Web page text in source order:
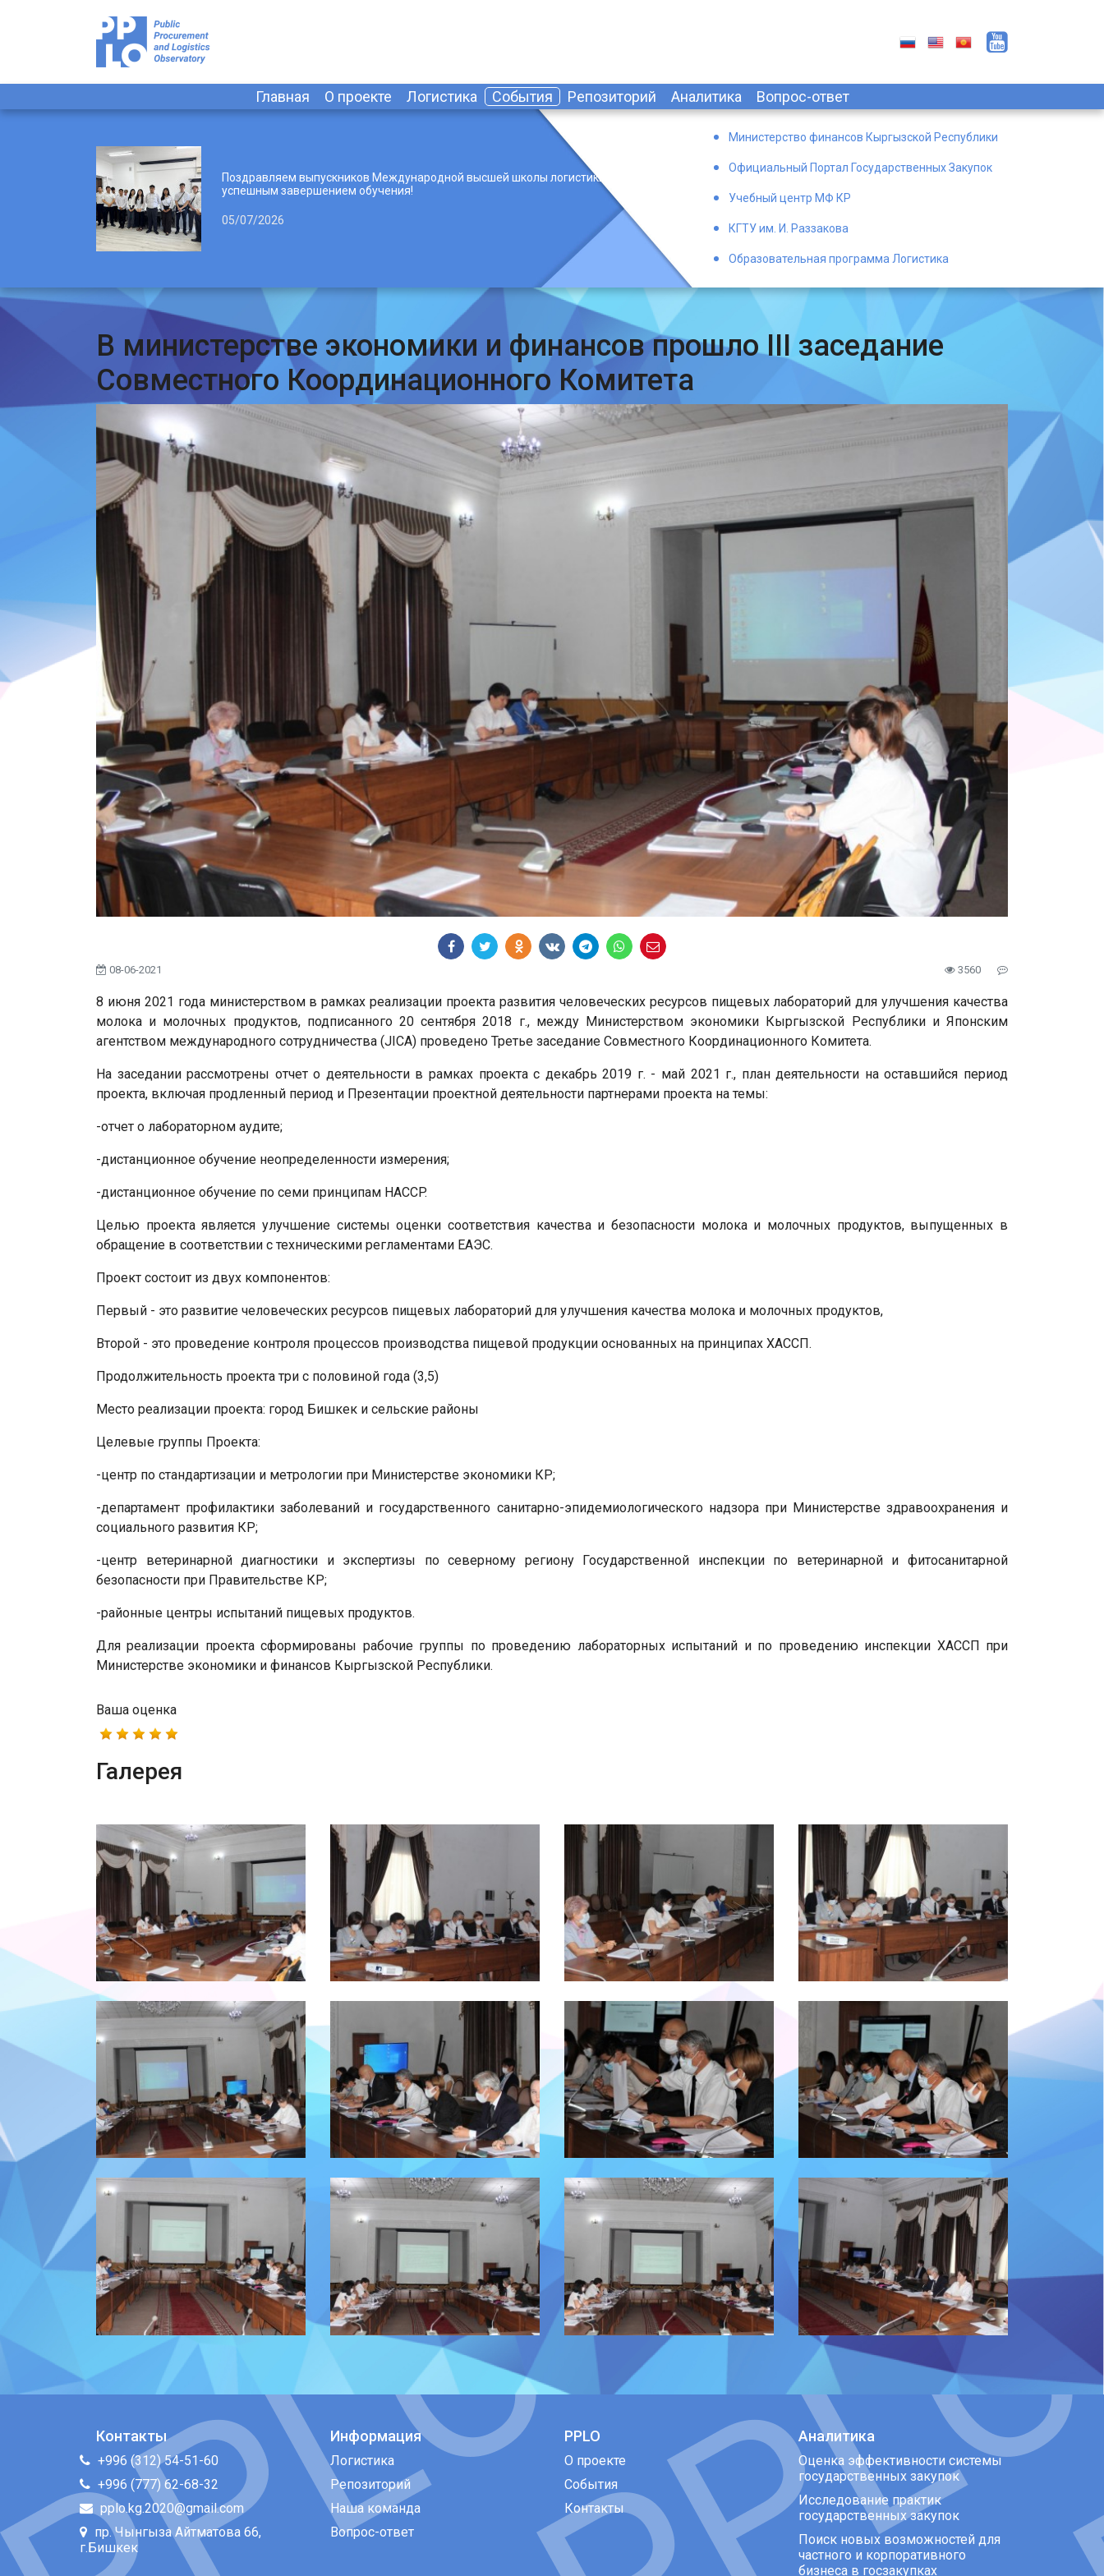
Главная О проекте Логистика События Репозиторий Аналитика Вопрос-ответ
Поздравляем выпускников Международной высшей школы логистики с
успешным завершением обучения!
05/07/2026
Министерство финансов Кыргызской Республики
Официальный Портал Государственных Закупок
Учебный центр МФ КР
КГТУ им. И. Раззакова
Образовательная программа Логистика
В министерстве экономики и финансов прошло III заседание
Совместного Координационного Комитета
08-06-2021 3560
8 июня 2021 года министерством в рамках реализации проекта развития человеческих ресурсов пищевых лабораторий для улучшения качества
молока и молочных продуктов, подписанного 20 сентября 2018 г., между Министерством экономики Кыргызской Республики и Японским
агентством международного сотрудничества (JICA) проведено Третье заседание Совместного Координационного Комитета.
На заседании рассмотрены отчет о деятельности в рамках проекта с декабрь 2019 г. - май 2021 г., план деятельности на оставшийся период
проекта, включая продленный период и Презентации проектной деятельности партнерами проекта на темы:
-отчет о лабораторном аудите;
-дистанционное обучение неопределенности измерения;
-дистанционное обучение по семи принципам HACCP.
Целью проекта является улучшение системы оценки соответствия качества и безопасности молока и молочных продуктов, выпущенных в
обращение в соответствии с техническими регламентами ЕАЭС.
Проект состоит из двух компонентов:
Первый - это развитие человеческих ресурсов пищевых лабораторий для улучшения качества молока и молочных продуктов,
Второй - это проведение контроля процессов производства пищевой продукции основанных на принципах ХАССП.
Продолжительность проекта три с половиной года (3,5)
Место реализации проекта: город Бишкек и сельские районы
Целевые группы Проекта:
-центр по стандартизации и метрологии при Министерстве экономики КР;
-департамент профилактики заболеваний и государственного санитарно-эпидемиологического надзора при Министерстве здравоохранения и
социального развития КР;
-центр ветеринарной диагностики и экспертизы по северному региону Государственной инспекции по ветеринарной и фитосанитарной
безопасности при Правительстве КР;
-районные центры испытаний пищевых продуктов.
Для реализации проекта сформированы рабочие группы по проведению лабораторных испытаний и по проведению инспекции ХАССП при
Министерстве экономики и финансов Кыргызской Республики.
Ваша оценка
Галерея
Контакты
+996 (312) 54-51-60
+996 (777) 62-68-32
pplo.kg.2020@gmail.com
пр. Чынгыза Айтматова 66,
г.Бишкек
Информация
Логистика
Репозиторий
Наша команда
Вопрос-ответ
PPLO
О проекте
События
Контакты
Аналитика
Оценка эффективности системы
государственных закупок
Исследование практик
государственных закупок
Поиск новых возможностей для
частного и корпоративного
бизнеса в госзакупках